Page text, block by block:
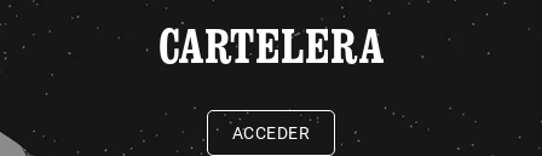
CARTELERA
ACCEDER